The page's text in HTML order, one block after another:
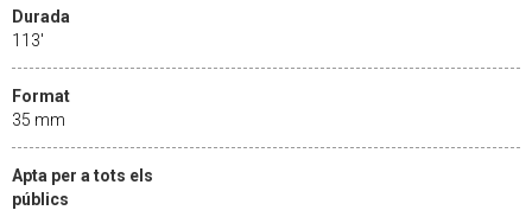
Durada
113'
Format
35 mm
Apta per a tots els
públics